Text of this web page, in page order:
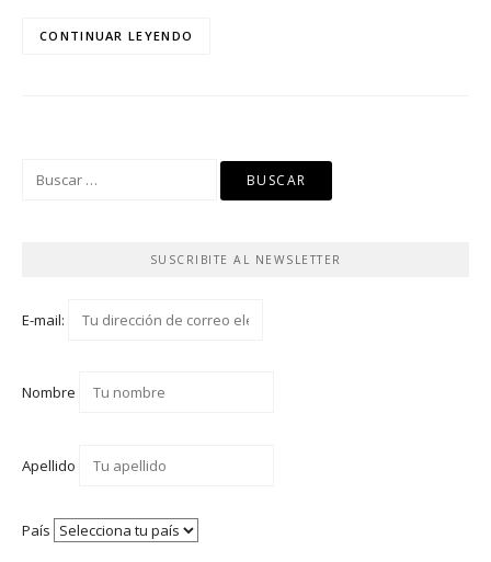
CONTINUAR LEYENDO
SUSCRIBITE AL NEWSLETTER
E-mail:
Nombre
Apellido
País